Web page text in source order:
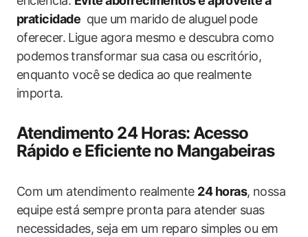
praticidade ‍ que um marido de aluguel pode
oferecer. ⁢Ligue agora mesmo e descubra como
podemos ⁢transformar sua casa ‌ou escritório,
enquanto você se dedica⁢ ao que realmente
importa.
Atendimento 24 Horas: Acesso
Rápido e Eficiente no Mangabeiras
Com ‍um atendimento realmente 24 horas, nossa
equipe está sempre pronta para atender suas
necessidades, seja em um reparo simples ou em⁢